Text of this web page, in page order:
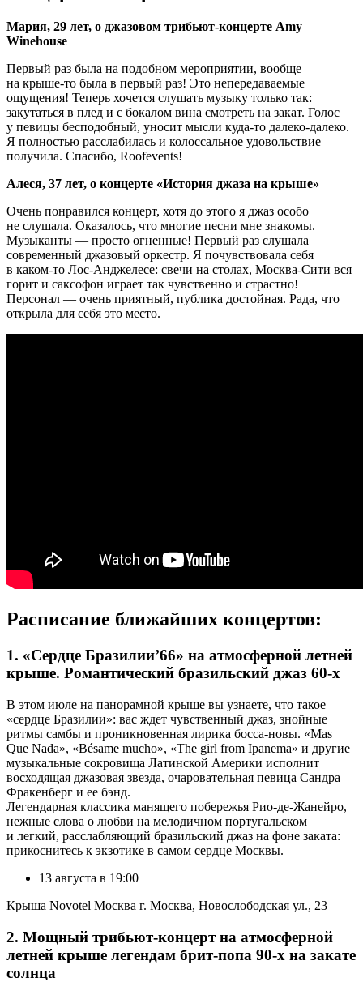
Мария, 29 лет, о джазовом трибьют-концерте Amy
Winehouse
Первый раз была на подобном мероприятии, вообще
на крыше-то была в первый раз! Это непередаваемые
ощущения! Теперь хочется слушать музыку только так:
закутаться в плед и с бокалом вина смотреть на закат. Голос
у певицы бесподобный, уносит мысли куда-то далеко-далеко.
Я полностью расслабилась и колоссальное удовольствие
получила. Спасибо, Roofevents!
Алеся, 37 лет, о концерте «История джаза на крыше»
Очень понравился концерт, хотя до этого я джаз особо
не слушала. Оказалось, что многие песни мне знакомы.
Музыканты — просто огненные! Первый раз слушала
современный джазовый оркестр. Я почувствовала себя
в каком-то Лос-Анджелесе: свечи на столах, Москва-Сити вся
горит и саксофон играет так чувственно и страстно!
Персонал — очень приятный, публика достойная. Рада, что
открыла для себя это место.
Расписание ближайших концертов:
1. «Сердце Бразилии’66» на атмосферной летней
крыше. Романтический бразильский джаз 60-х
В этом июле на панорамной крыше вы узнаете, что такое
«сердце Бразилии»: вас ждет чувственный джаз, знойные
ритмы самбы и проникновенная лирика босса-новы. «Mas
Que Nada», «Bésame mucho», «The girl from Ipanema» и другие
музыкальные сокровища Латинской Америки исполнит
восходящая джазовая звезда, очаровательная певица Сандра
Фракенберг и ее бэнд.
Легендарная классика манящего побережья Рио-де-Жанейро,
нежные слова о любви на мелодичном португальском
и легкий, расслабляющий бразильский джаз на фоне заката:
прикоснитесь к экзотике в самом сердце Москвы.
13 августа в 19:00
Крыша Novotel Москва г. Москва, Новослободская ул., 23
2. Мощный трибьют-концерт на атмосферной
летней крыше легендам брит-попа 90-х на закате
солнца